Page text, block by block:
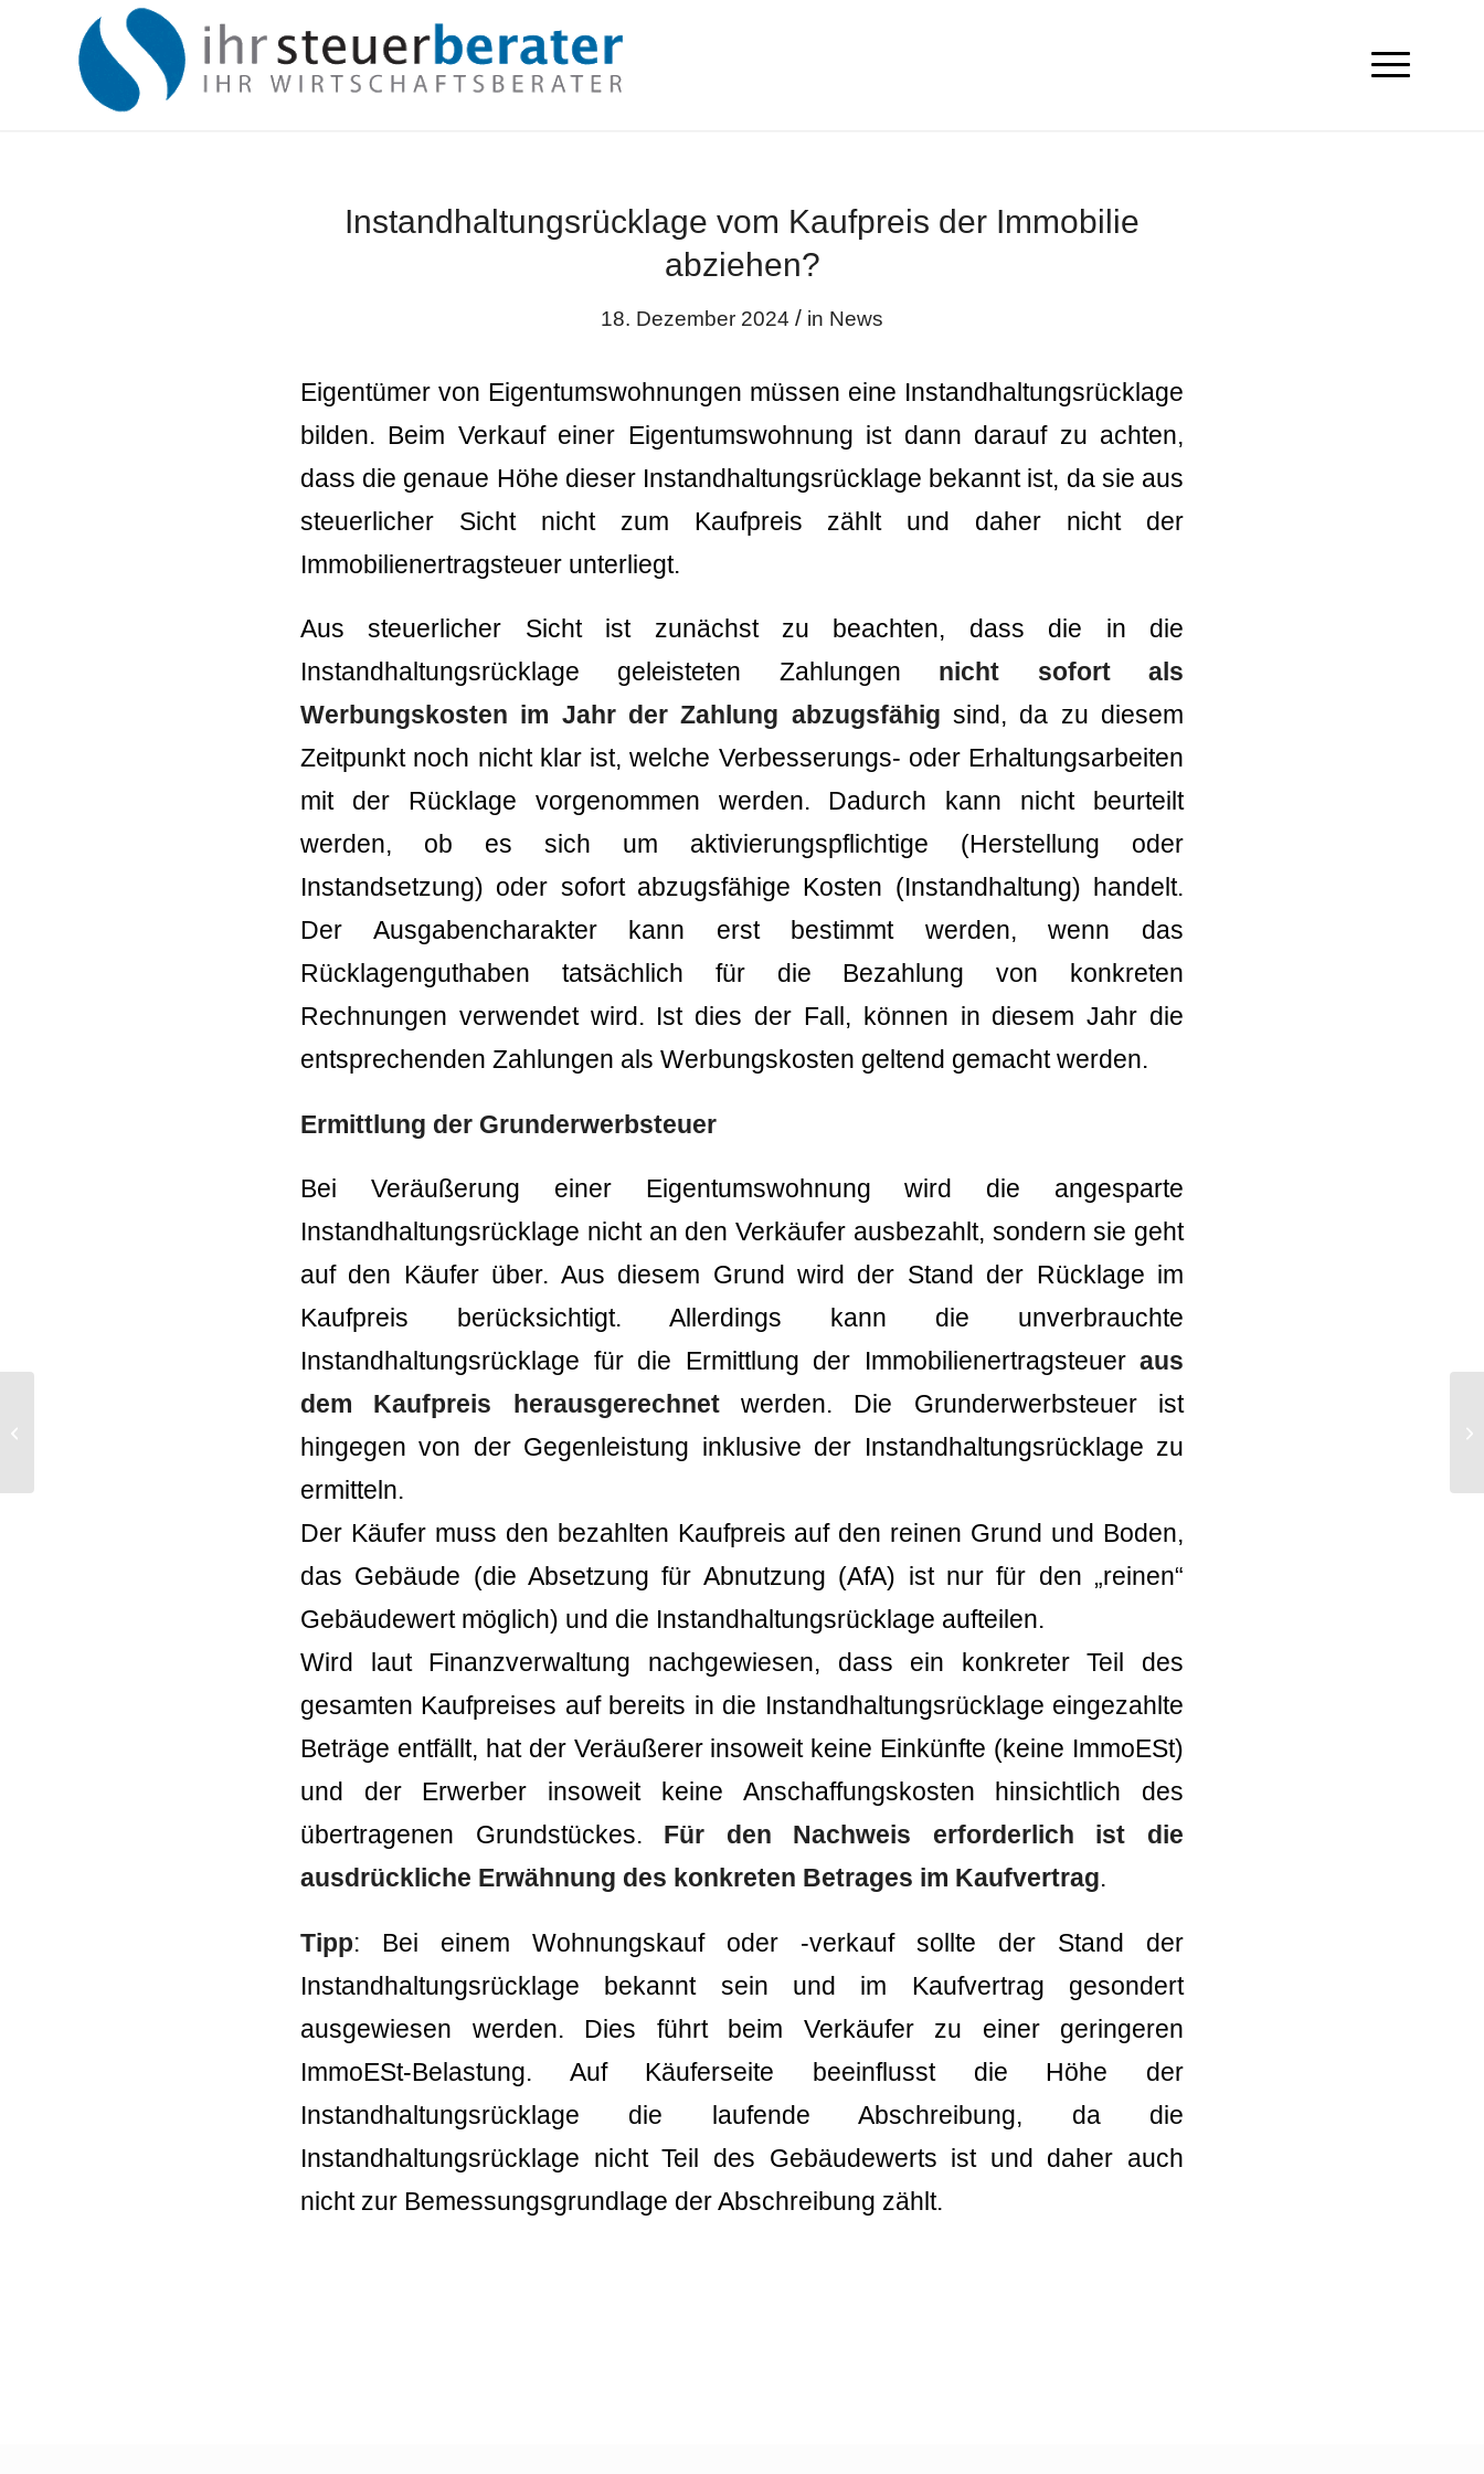
Instandhaltungsrücklage vom Kaufpreis der Immobilie
abziehen?
18. Dezember 2024 / in News
Eigentümer von Eigentumswohnungen müssen eine Instandhaltungsrücklage
bilden. Beim Verkauf einer Eigentumswohnung ist dann darauf zu achten,
dass die genaue Höhe dieser Instandhaltungsrücklage bekannt ist, da sie aus
steuerlicher Sicht nicht zum Kaufpreis zählt und daher nicht der
Immobilienertragsteuer unterliegt.
Aus steuerlicher Sicht ist zunächst zu beachten, dass die in die
Instandhaltungsrücklage geleisteten Zahlungen nicht sofort als
Werbungskosten im Jahr der Zahlung abzugsfähig sind, da zu diesem
Zeitpunkt noch nicht klar ist, welche Verbesserungs- oder Erhaltungsarbeiten
mit der Rücklage vorgenommen werden. Dadurch kann nicht beurteilt
werden, ob es sich um aktivierungspflichtige (Herstellung oder
Instandsetzung) oder sofort abzugsfähige Kosten (Instandhaltung) handelt.
Der Ausgabencharakter kann erst bestimmt werden, wenn das
Rücklagenguthaben tatsächlich für die Bezahlung von konkreten
Rechnungen verwendet wird. Ist dies der Fall, können in diesem Jahr die
entsprechenden Zahlungen als Werbungskosten geltend gemacht werden.
Ermittlung der Grunderwerbsteuer
Bei Veräußerung einer Eigentumswohnung wird die angesparte
Instandhaltungsrücklage nicht an den Verkäufer ausbezahlt, sondern sie geht
auf den Käufer über. Aus diesem Grund wird der Stand der Rücklage im
Kaufpreis berücksichtigt. Allerdings kann die unverbrauchte
Instandhaltungsrücklage für die Ermittlung der Immobilienertragsteuer aus
dem Kaufpreis herausgerechnetwerden. Die Grunderwerbsteuer ist
hingegen von der Gegenleistung inklusive der Instandhaltungsrücklage zu
ermitteln.
Der Käufer muss den bezahlten Kaufpreis auf den reinen Grund und Boden,
das Gebäude (die Absetzung für Abnutzung (AfA) ist nur für den „reinen“
Gebäudewert möglich) und die Instandhaltungsrücklage aufteilen.
Wird laut Finanzverwaltung nachgewiesen, dass ein konkreter Teil des
gesamten Kaufpreises auf bereits in die Instandhaltungsrücklage eingezahlte
Beträge entfällt, hat der Veräußerer insoweit keine Einkünfte (keine ImmoESt)
und der Erwerber insoweit keine Anschaffungskosten hinsichtlich des
übertragenen Grundstückes. Für den Nachweis erforderlich ist die
ausdrückliche Erwähnung des konkreten Betrages im Kaufvertrag.
Tipp: Bei einem Wohnungskauf oder -verkauf sollte der Stand der
Instandhaltungsrücklage bekannt sein und im Kaufvertrag gesondert
ausgewiesen werden. Dies führt beim Verkäufer zu einer geringeren
ImmoESt-Belastung. Auf Käuferseite beeinflusst die Höhe der
Instandhaltungsrücklage die laufende Abschreibung, da die
Instandhaltungsrücklage nicht Teil des Gebäudewerts ist und daher auch
nicht zur Bemessungsgrundlage der Abschreibung zählt.